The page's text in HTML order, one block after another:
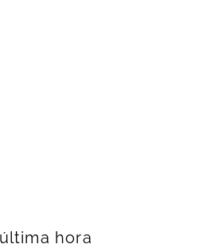
hora